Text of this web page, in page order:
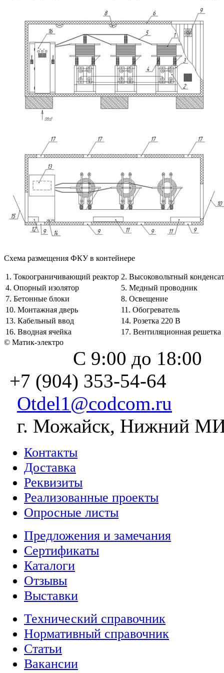
Схема размещения ФКУ в контейнере
1. Токоограничивающий реактор 2. Высоковольтный
4. Опорный изолятор
5. Медный проводник
7. Бетонные блоки
8. Освещение
10. Монтажная дверь
11. Обогреватель
13. Кабельный ввод
14. Розетка 220 В
16. Вводная ячейка
17. Вентиляционная решетка
© Матик-электро
С 9:00 до 18:00
+7 (904) 353-54-64
Otdel1@codcom.ru
г. Можайск, Нижний
Контакты
Доставка
Реквизиты
Реализованные проекты
Опросные листы
Предложения и замечания
Сертификаты
Каталоги
Отзывы
Выставки
Технический справочник
Нормативный справочник
Статьи
Вакансии